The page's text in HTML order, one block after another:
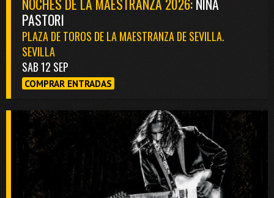
PASTORI
PLAZA DE TOROS DE LA MAESTRANZA DE SEVILLA.
SEVILLA
SAB 12 SEP
COMPRAR ENTRADAS